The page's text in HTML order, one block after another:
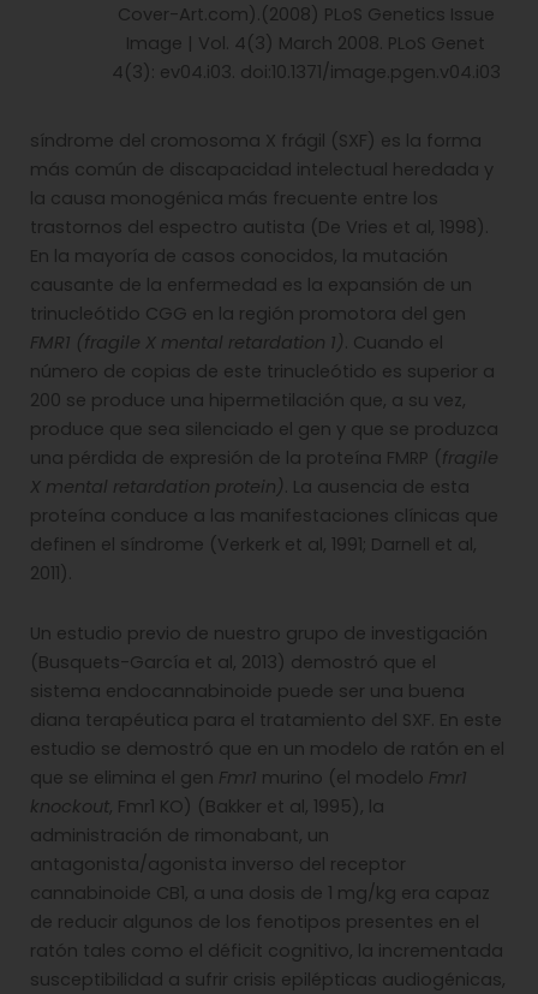
Cover-Art.com).(2008) PLoS Genetics Issue
Image | Vol. 4(3) March 2008. PLoS Genet
4(3): ev04.i03. doi:10.1371/image.pgen.v04.i03
síndrome del cromosoma X frágil (SXF) es la forma
más común de discapacidad intelectual heredada y
la causa monogénica más frecuente entre los
trastornos del espectro autista (De Vries et al, 1998).
En la mayoría de casos conocidos, la mutación
causante de la enfermedad es la expansión de un
trinucleótido CGG en la región promotora del gen
FMR1 (fragile X mental retardation 1). Cuando el
número de copias de este trinucleótido es superior a
200 se produce una hipermetilación que, a su vez,
produce que sea silenciado el gen y que se produzca
una pérdida de expresión de la proteína FMRP (fragile
X mental retardation protein). La ausencia de esta
proteína conduce a las manifestaciones clínicas que
definen el síndrome (Verkerk et al, 1991; Darnell et al,
2011).
Un estudio previo de nuestro grupo de investigación
(Busquets-García et al, 2013) demostró que el
sistema endocannabinoide puede ser una buena
diana terapéutica para el tratamiento del SXF. En este
estudio se demostró que en un modelo de ratón en el
que se elimina el gen Fmr1 murino (el modelo Fmr1
knockout, Fmr1 KO) (Bakker et al, 1995), la
administración de rimonabant, un
antagonista/agonista inverso del receptor
cannabinoide CB1, a una dosis de 1 mg/kg era capaz
de reducir algunos de los fenotipos presentes en el
ratón tales como el déficit cognitivo, la incrementada
susceptibilidad a sufrir crisis epilépticas audiogénicas,